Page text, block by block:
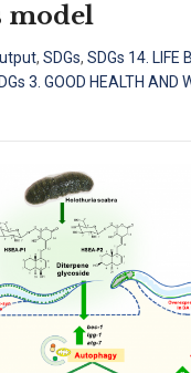
model
, SDGs, SDGs 14. LIFE
3. GOOD HEALTH AND